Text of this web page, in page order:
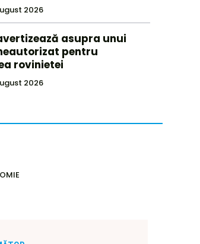
2026
asupra unui
pentru
rovinietei
2026